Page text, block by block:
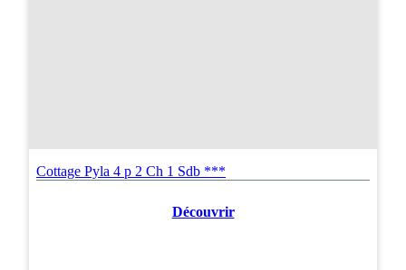
Cottage Pyla 4 p 2 Ch 1 Sdb ***
Découvrir